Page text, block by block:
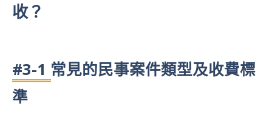
收？
#3-1 常見的民事案件類型及收費標
準